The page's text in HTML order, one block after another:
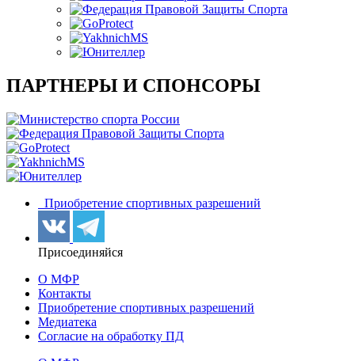
ПАРТНЕРЫ И СПОНСОРЫ
Приобретение спортивных разрешений
Присоединяйся
О МФР
Контакты
Приобретение спортивных разрешений
Медиатека
Согласие на обработку ПД